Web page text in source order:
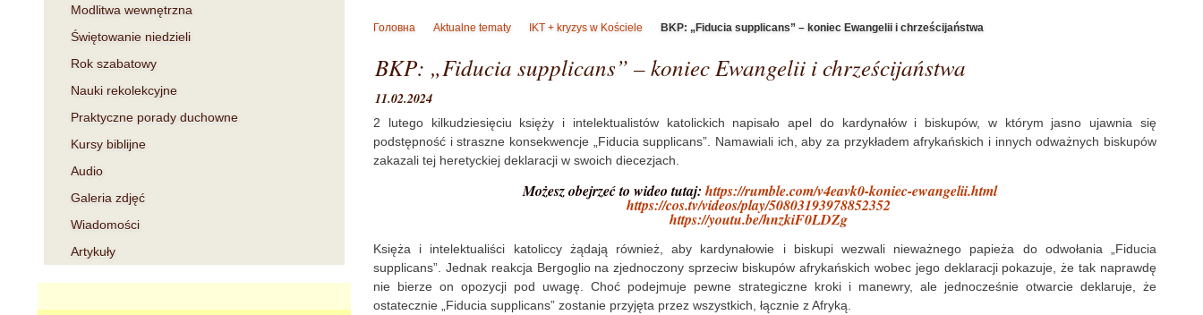
Головна Aktualne tematy IKT + kryzys w Kościele BKP: „Fiducia supplicans” – koniec Ewangelii i chrześcijaństwa
BKP: „Fiducia supplicans” – koniec Ewangelii i chrześcijaństwa
11.02.2024
2 lutego kilkudziesięciu księży i intelektualistów katolickich napisało apel do kardynałów i biskupów, w którym jasno ujawnia się
podstępność i straszne konsekwencje „Fiducia supplicans”. Namawiali ich, aby za przykładem afrykańskich i innych odważnych biskupów
zakazali tej heretyckiej deklaracji w swoich diecezjach.
Możesz obejrzeć to wideo tutaj: https://rumble.com/v4eavk0-koniec-ewangelii.html
https://cos.tv/videos/play/50803193978852352
https://youtu.be/hnzkiF0LDZg
Księża i intelektualiści katoliccy żądają również, aby kardynałowie i biskupi wezwali nieważnego papieża do odwołania „Fiducia
supplicans”. Jednak reakcja Bergoglio na zjednoczony sprzeciw biskupów afrykańskich wobec jego deklaracji pokazuje, że tak naprawdę
nie bierze on opozycji pod uwagę. Choć podejmuje pewne strategiczne kroki i manewry, ale jednocześnie otwarcie deklaruje, że
ostatecznie „Fiducia supplicans” zostanie przyjęta przez wszystkich, łącznie z Afryką.
Modlitwa wewnętrzna
Świętowanie niedzieli
Rok szabatowy
Nauki rekolekcyjne
Praktyczne porady duchowne
Kursy biblijne
Audio
Galeria zdjęć
Wiadomości
Artykuły